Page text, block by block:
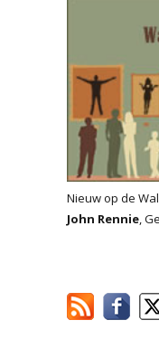
Nieuw op de
John Rennie,